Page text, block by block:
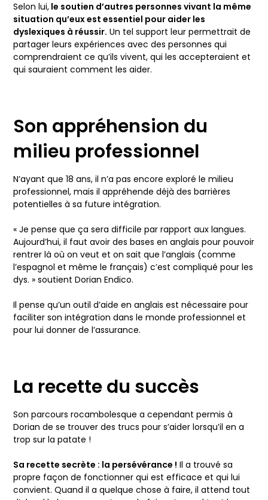
Selon lui, le soutien d’autres personnes vivant la même
situation qu’eux est essentiel pour aider les
dyslexiques à réussir. Un tel support leur permettrait de
partager leurs expériences avec des personnes qui
comprendraient ce qu’ils vivent, qui les accepteraient et
qui sauraient comment les aider.
Son appréhension du
milieu professionnel
N’ayant que 18 ans, il n’a pas encore exploré le milieu
professionnel, mais il appréhende déjà des barrières
potentielles à sa future intégration.
« Je pense que ça sera difficile par rapport aux langues.
Aujourd’hui, il faut avoir des bases en anglais pour pouvoir
rentrer là où on veut et on sait que l’anglais (comme
l’espagnol et même le français) c’est compliqué pour les
dys. » soutient Dorian Endico.
Il pense qu’un outil d’aide en anglais est nécessaire pour
faciliter son intégration dans le monde professionnel et
pour lui donner de l’assurance.
La recette du succès
Son parcours rocambolesque a cependant permis à
Dorian de se trouver des trucs pour s’aider lorsqu’il en a
trop sur la patate !
Sa recette secrète : la persévérance ! Il a trouvé sa
propre façon de fonctionner qui est efficace et qui lui
convient. Quand il a quelque chose à faire, il attend tout